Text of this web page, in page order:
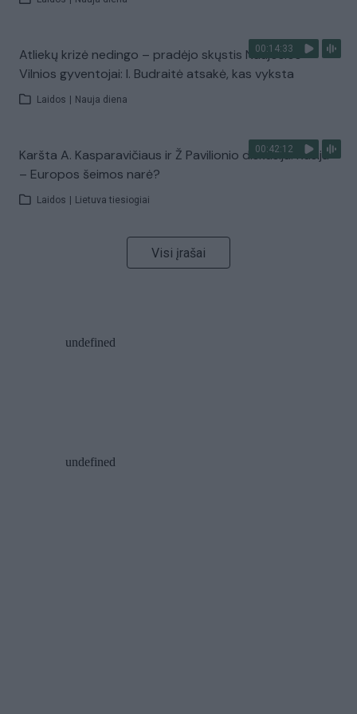
00:14:33
Atliekų krizė nedingo – pradėjo skųstis Naujosios
Vilnios gyventojai: I. Budraitė atsakė, kas vyksta
Laidos Nauja diena
00:42:12
Karšta A. Kasparavičiaus ir Ž Pavilionio diskusija: Rusija
– Europos šeimos narė?
Laidos Lietuva tiesiogiai
Visi įrašai